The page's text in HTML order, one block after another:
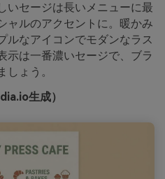
いセージは長いメニューに最
ャルのアクセントに。暖かみ
ルなアイコンでモダンなラス
示は一番濃いセージで、ブラ
しょう。
生成）